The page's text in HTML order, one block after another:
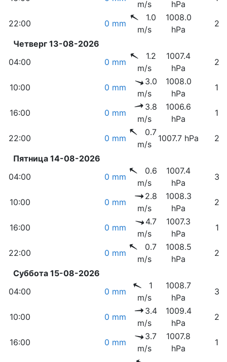
m/s
hPa
22:00 0 mm
1.0
m/s
1008.0
hPa
Четверг 13-08-2026
04:00
0 mm
1.2
m/s
1007.4
hPa
10:00 0 mm
3.0
m/s
1008.0
hPa
16:00 0 mm
3.8
m/s
1006.6
hPa
22:00 0 mm
0.7
m/s
1007.7 hPa
Пятница 14-08-2026
04:00
0 mm
0.6
m/s
1007.4
hPa
10:00 0 mm
2.8
m/s
1008.3
hPa
16:00 0 mm
4.7
m/s
1007.3
hPa
22:00 0 mm
0.7
m/s
1008.5
hPa
Суббота 15-08-2026
04:00
0 mm
1
m/s
1008.7
hPa
10:00 0 mm
3.4
m/s
1009.4
hPa
16:00 0 mm
3.7
m/s
1007.8
hPa